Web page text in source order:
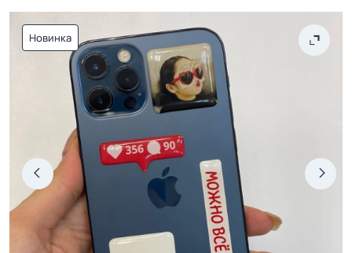
Новинка